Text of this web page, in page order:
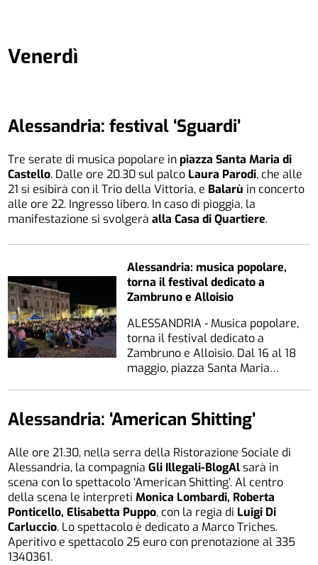
Venerdì
Alessandria: festival ‘Sguardi’
Tre serate di musica popolare inpiazza Santa Maria di
Castello. Dalle ore 20.30 sul palco Laura Parodi, che alle
21 si esibirà con il Trio della Vittoria, e Balarù in concerto
alle ore 22. Ingresso libero. In caso di pioggia, la
manifestazione si svolgeràalla Casa di Quartiere.
Alessandria: musica popolare,
torna il festival dedicato a
Zambruno e Alloisio
ALESSANDRIA - Musica popolare,
torna il festival dedicato a
Zambruno e Alloisio. Dal 16 al 18
maggio, piazza Santa Maria…
Alessandria: ‘American Shitting’
Alle ore 21.30, nella serra della Ristorazione Sociale di
Alessandria, la compagniaGli Illegali-BlogAlsarà in
scena con lo spettacolo ‘American Shitting’. Al centro
della scena le interpretiMonica Lombardi, Roberta
Ponticello, Elisabetta Puppo, con la regia di Luigi Di
Carluccio. Lo spettacolo è dedicato a Marco Triches.
Aperitivo e spettacolo 25 euro con prenotazione al 335
1340361.